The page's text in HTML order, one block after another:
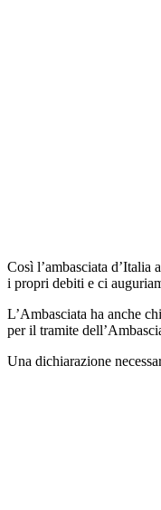
Così l’ambasciata
i propri debiti e ci
L’Ambasciata ha anche
per il tramite
Una dichiarazione